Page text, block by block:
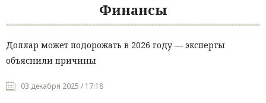
Финансы
Доллар может подорожать в 2026 году — эксперты
объяснили причины
03 декабря 2025 / 17:18